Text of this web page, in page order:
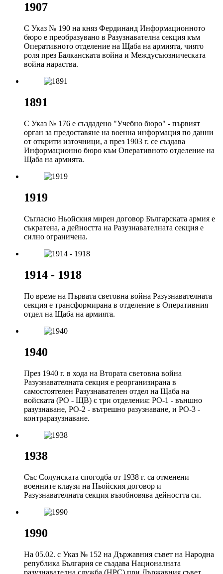
1907
С Указ № 190 на княз Фердинанд Информационното
бюро е преобразувано в Разузнавателна секция към
Оперативното отделение на Щаба на армията, чиято
роля през Балканската война и Междусъюзническата
война нараства.
1891
С Указ № 176 е създадено "Учебно бюро" - първият
орган за предоставяне на военна информация по данни
от открити източници, а през 1903 г. се създава
Информационно бюро към Оперативното отделение на
Щаба на армията.
1919
Съгласно Ньойския мирен договор Българската армия е
съкратена, а дейността на Разузнавателната секция е
силно ограничена.
1914 - 1918
По време на Първата световна война Разузнавателната
секция е трансформирана в отделение в Оперативния
отдел на Щаба на армията.
1940
През 1940 г. в хода на Втората световна война
Разузнавателната секция е реорганизирана в
самостоятелен Разузнавателен отдел на Щаба на
войската (РО - ЩВ) с три отделения: РО-1 - външно
разузнаване, РО-2 - вътрешно разузнаване, и РО-3 -
контраразузнаване.
1938
Със Солунската спогодба от 1938 г. са отменени
военните клаузи на Ньойския договор и
Разузнавателната секция възобновява дейността си.
1990
На 05.02. с Указ № 152 на Държавния съвет на Народна
република България се създава Националната